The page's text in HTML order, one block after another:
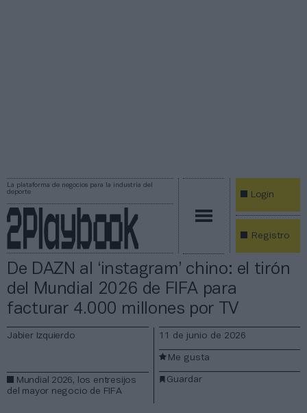
La plataforma de negocios para la industria del
deporte
Login
Registro
De DAZN al ‘instagram’ chino: el tirón
del Mundial 2026 de FIFA para
facturar 4.000 millones por TV
Jabier Izquierdo
Mundial 2026, los entresijos
del mayor negocio de FIFA
11 de junio de 2026
Guardar
Me gusta